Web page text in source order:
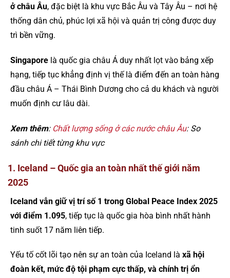
ở châu Âu, đặc biệt là khu vực Bắc Âu và Tây Âu – nơi hệ
thống dân chủ, phúc lợi xã hội và quản trị công được duy
trì bền vững.
Singapore là quốc gia châu Á duy nhất lọt vào bảng xếp
hạng, tiếp tục khẳng định vị thế là điểm đến an toàn hàng
đầu châu Á – Thái Bình Dương cho cả du khách và người
muốn định cư lâu dài.
Xem thêm: Chất lượng sống ở các nước châu Âu: So
sánh chi tiết từng khu vực
1. Iceland – Quốc gia an toàn nhất thế giới năm
2025
Iceland vẫn giữ vị trí số 1 trong Global Peace Index 2025
với điểm 1.095, tiếp tục là quốc gia hòa bình nhất hành
tinh suốt 17 năm liên tiếp.
Yếu tố cốt lõi tạo nên sự an toàn của Iceland là xã hội
đoàn kết, mức độ tội phạm cực thấp, và chính trị ổn